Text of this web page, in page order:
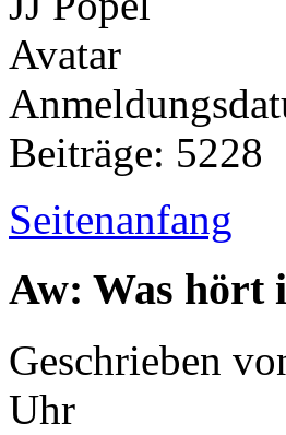
Beiträge: 5228
Seitenanfang
Aw: Was hört
Geschrieben
Uhr